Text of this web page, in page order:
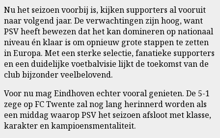
Nu het seizoen voorbij is, kijken supporters al vooruit
naar volgend jaar. De verwachtingen zijn hoog, want
PSV heeft bewezen dat het kan domineren op nationaal
niveau én klaar is om opnieuw grote stappen te zetten
in Europa. Met een sterke selectie, fanatieke supporters
en een duidelijke voetbalvisie lijkt de toekomst van de
club bijzonder veelbelovend.
Voor nu mag Eindhoven echter vooral genieten. De 5-1
zege op FC Twente zal nog lang herinnerd worden als
een middag waarop PSV het seizoen afsloot met klasse,
karakter en kampioensmentaliteit.